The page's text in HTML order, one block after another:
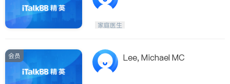
家庭医生
会员 Lee, Michael MC